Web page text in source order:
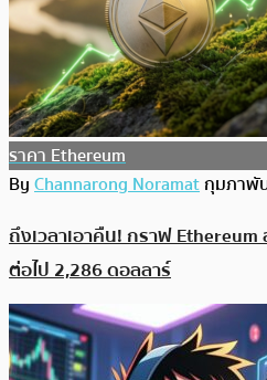
ราคา Ethereum
ByChannarong Noramatกุมภาพั
ถึงเวลาเอาคืน! กราฟ
ต่อไป 2,286 ดอลลาร์